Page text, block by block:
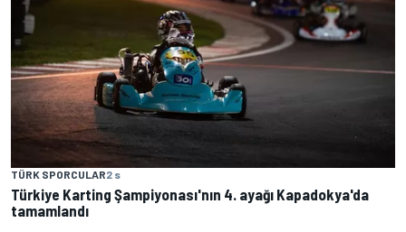
TÜRK SPORCULAR2 s
Türkiye Karting Şampiyonası'nın 4. ayağı Kapadokya'da
tamamlandı